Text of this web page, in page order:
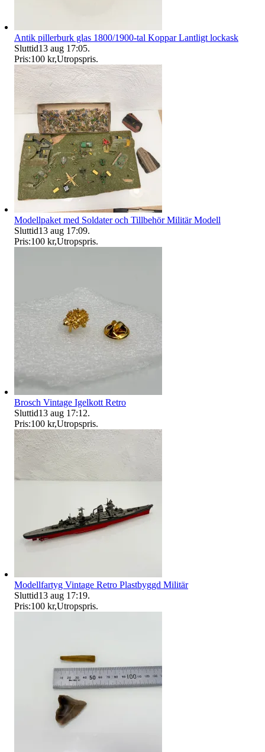
Antik pillerburk glas 1800/1900-tal Koppar Lantligt lockask
Sluttid13 aug 17:05.
Pris:100 kr,Utropspris.
Modellpaket med Soldater och Tillbehör Militär Modell
Sluttid13 aug 17:09.
Pris:100 kr,Utropspris.
Brosch Vintage Igelkott Retro
Sluttid13 aug 17:12.
Pris:100 kr,Utropspris.
Modellfartyg Vintage Retro Plastbyggd Militär
Sluttid13 aug 17:19.
Pris:100 kr,Utropspris.